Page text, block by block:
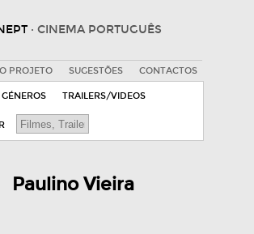
· CINEMA PORTUGUÊS
PROJETO SUGESTÕES CONTACTOS
GÉNEROS TRAILERS/VIDEOS
Paulino Vieira